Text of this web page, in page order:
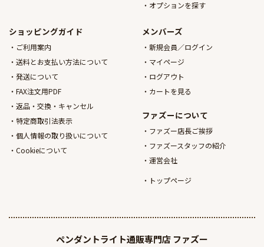
オプションを探す
ショッピングガイド
ご利用案内
送料とお支払い方法について
発送について
FAX注文用PDF
返品・交換・キャンセル
特定商取引法表示
個人情報の取り扱いについて
Cookieについて
メンバーズ
新規会員／ログイン
マイページ
ログアウト
カートを見る
ファズーについて
ファズー店長ご挨拶
ファズースタッフの紹介
運営会社
トップページ
ペンダントライト通販専門店 ファズー